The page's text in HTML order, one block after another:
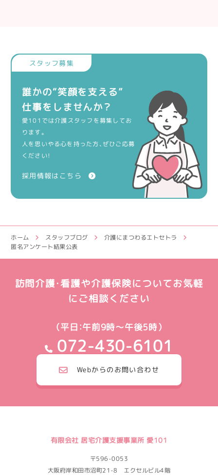
誰かの“笑顔を支える”
仕事をしませんか？
愛101では介護スタッフを募集してお
ります。
人を思いやる心を持った方、ぜひご応募
ください！
採用情報はこちら
ホーム スタッフブログ
介護にまつわるエトセトラ
匿名アンケート結果公表
訪問介護・看護や介護保険についてお気軽
にご相談ください
（平日：午前9時～午後5時）
072-430-6101
Webからのお問い合わせ
有限会社 居宅介護支援事業所 愛101
〒596-0053
大阪府岸和田市沼町21-8 エクセルビル4階